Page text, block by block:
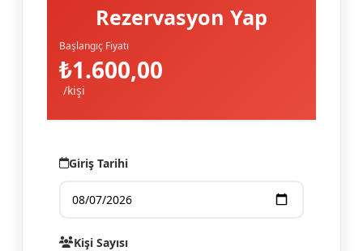
Rezervasyon Yap
Başlangıç Fiyatı
₺1.600,00
/kişi
Giriş Tarihi
Kişi Sayısı